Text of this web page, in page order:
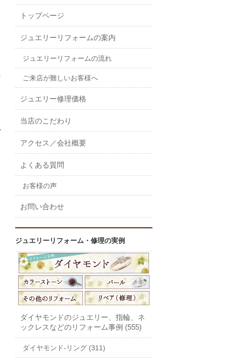
トップページ
ジュエリーリフォームの案内
ジュエリーリフォームの流れ
ご来店が難しいお客様へ
ジュエリー修理価格
当店のこだわり
アクセス／会社概要
よくある質問
お客様の声
お問い合わせ
ジュエリーリフォーム・修理の実例
ダイヤモンドのジュエリー、指輪、ネ
ックレスなどのリフォーム事例 (555)
ダイヤモンド-リング (311)